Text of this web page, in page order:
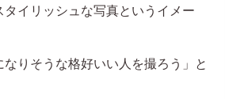
イリッシュな写真というイメー
りそうな格好いい人を撮ろう」と